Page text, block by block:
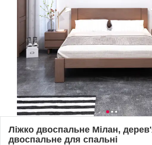
Ліжко двоспальне Мілан,
двоспальне для спальні